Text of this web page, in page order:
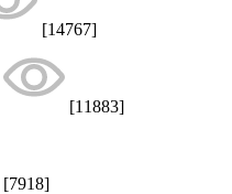
[14767]
[11883]
[7918]